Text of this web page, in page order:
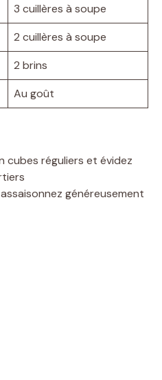
3 cuillères à soupe
2 cuillères à soupe
2 brins
Au goût
cubes réguliers et évidez
généreusement